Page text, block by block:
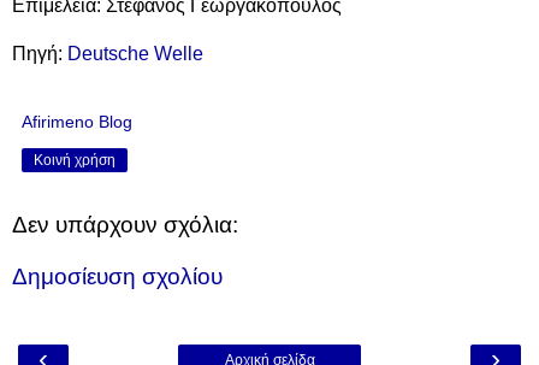
Επιμέλεια: Στέφανος Γεωργακόπουλος
Πηγή: Deutsche Welle
Afirimeno Blog
Κοινή χρήση
Δεν υπάρχουν σχόλια:
Δημοσίευση σχολίου
‹ ›
Αρχική σελίδα